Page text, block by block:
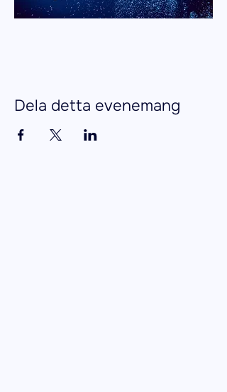
Dela detta evenemang